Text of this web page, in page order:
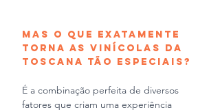
Mas o que exatamente
torna as vinícolas da
Toscana tão especiais?
É a combinação perfeita de diversos
fatores que criam uma experiência